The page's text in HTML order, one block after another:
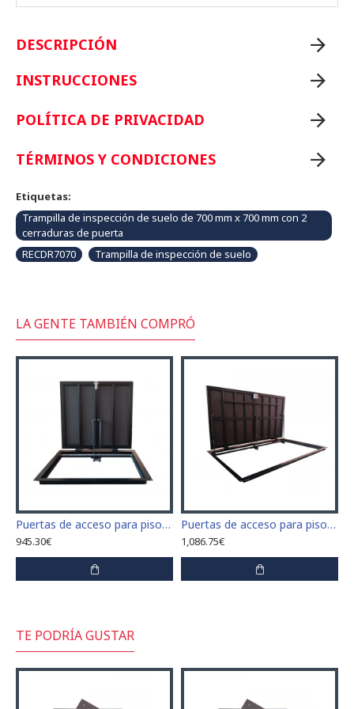
DESCRIPCIÓN
INSTRUCCIONES
POLÍTICA DE PRIVACIDAD
TÉRMINOS Y CONDICIONES
Etiquetas:
Trampilla de inspección de suelo de 700 mm x 700 mm con 2
cerraduras de puerta
RECDR7070
Trampilla de inspección de suelo
LA GENTE TAMBIÉN COMPRÓ
Puertas de acceso para piso tamaño 60 cm x 80 cm "H"
945.30€
Puertas de acceso para piso tamaño 80 cm x 120 cm "H"
1,086.75€
TE PODRÍA GUSTAR